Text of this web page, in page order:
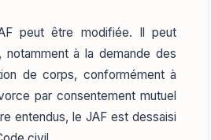
peut être modifiée. Il peut
à la demande des
de corps, conformément à
par consentement mutuel
entendus, le JAF est dessaisi